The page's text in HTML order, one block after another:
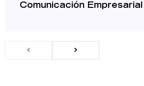
Comunicación Empresarial